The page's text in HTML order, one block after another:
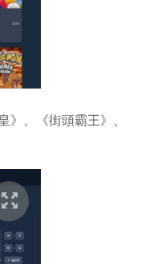
》、《街頭霸王》、